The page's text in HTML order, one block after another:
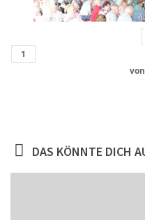
von
DAS KÖNNTE DICH